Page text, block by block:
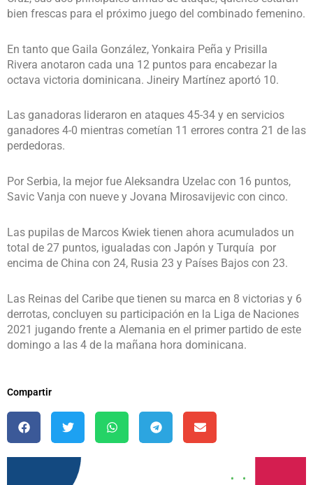
bien frescas para el próximo juego del combinado femenino.
En tanto que Gaila González, Yonkaira Peña y Prisilla
Rivera anotaron cada una 12 puntos para encabezar la
octava victoria dominicana. Jineiry Martínez aportó 10.
Las ganadoras lideraron en ataques 45-34 y en servicios
ganadores 4-0 mientras cometían 11 errores contra 21 de las
perdedoras.
Por Serbia, la mejor fue Aleksandra Uzelac con 16 puntos,
Savic Vanja con nueve y Jovana Mirosavijevic con cinco.
Las pupilas de Marcos Kwiek tienen ahora acumulados un
total de 27 puntos, igualadas con Japón y Turquía por
encima de China con 24, Rusia 23 y Países Bajos con 23.
Las Reinas del Caribe que tienen su marca en 8 victorias y 6
derrotas, concluyen su participación en la Liga de Naciones
2021 jugando frente a Alemania en el primer partido de este
domingo a las 4 de la mañana hora dominicana.
Compartir